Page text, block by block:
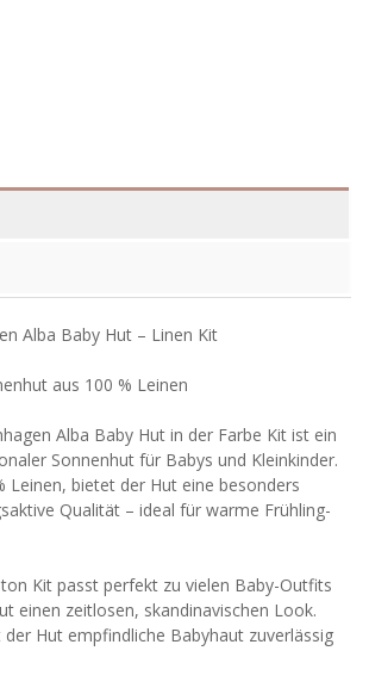
Alba Baby Hut – Linen Kit
aus 100 % Leinen
Alba Baby Hut in der Farbe Kit ist ein
Sonnenhut für Babys und Kleinkinder.
Leinen, bietet der Hut eine besonders
Qualität – ideal für warme Frühling-
Kit passt perfekt zu vielen Baby-Outfits
einen zeitlosen, skandinavischen Look.
der Hut empfindliche Babyhaut zuverlässig